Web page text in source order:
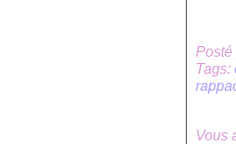
Posté
Tags:
Vous